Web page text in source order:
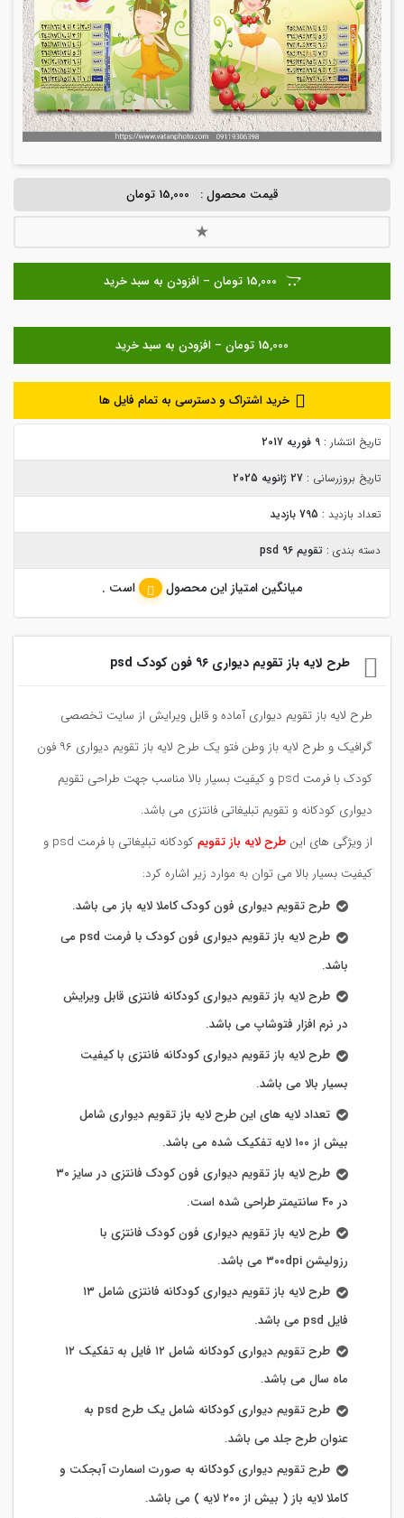
قیمت محصول : 15,000 تومان
15,000 تومان – افزودن به سبد خرید
خرید اشتراک و دسترسی به تمام فایل ها
تاریخ انتشار : 9 فوریه 2017
تاریخ بروزرسانی : 27 ژانویه 2025
تعداد بازدید : 795 بازدید
دسته بندی : تقویم 96 psd
میانگین امتیاز این محصول است .
طرح لایه باز تقویم دیواری ۹۶ فون کودک psd
طرح لایه باز تقویم دیواری آماده و قابل ویرایش از سایت تخصصی
گرافیک و طرح لایه باز وطن فتو یک طرح لایه باز تقویم دیواری ۹۶ فون
کودک با فرمت psd و کیفیت بسیار بالا مناسب جهت طراحی تقویم
دیواری کودکانه و تقویم تبلیغاتی فانتزی می باشد.
از ویژگی های این طرح لایه باز تقویم
کودکانه تبلیغاتی با فرمت psd و
کیفیت بسیار بالا می توان به موارد زیر اشاره کرد:
طرح تقویم دیواری فون کودک کاملا لایه باز می باشد.
طرح لایه باز تقویم دیواری فون کودک با فرمت psd می
باشد.
طرح لایه باز تقویم دیواری کودکانه فانتزی قابل ویرایش
در نرم افزار فتوشاپ می باشد.
طرح لایه باز تقویم دیواری کودکانه فانتزی با کیفیت
بسیار بالا می باشد.
تعداد لایه های این طرح لایه باز تقویم دیواری شامل
بیش از ۱۰۰ لایه تفکیک شده می باشد.
طرح لایه باز تقویم دیواری فون کودک فانتزی در سایز ۳۰
در ۴۰ سانتیمتر طراحی شده است.
طرح لایه باز تقویم دیواری فون کودک فانتزی با
رزولیشن ۳۰۰dpi می باشد.
طرح لایه باز تقویم دیواری کودکانه فانتزی شامل ۱۳
فایل psd می باشد.
طرح تقویم دیواری کودکانه شامل ۱۲ فایل به تفکیک ۱۲
ماه سال می باشد.
طرح تقویم دیواری کودکانه شامل یک طرح psd به
عنوان طرح جلد می باشد.
طرح تقویم دیواری کودکانه به صورت اسمارت آبجکت و
کاملا لایه باز ( بیش از ۲۰۰ لایه ) می باشد.